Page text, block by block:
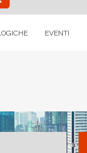
EVENTI